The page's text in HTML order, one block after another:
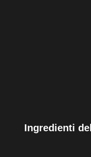
Ingredienti